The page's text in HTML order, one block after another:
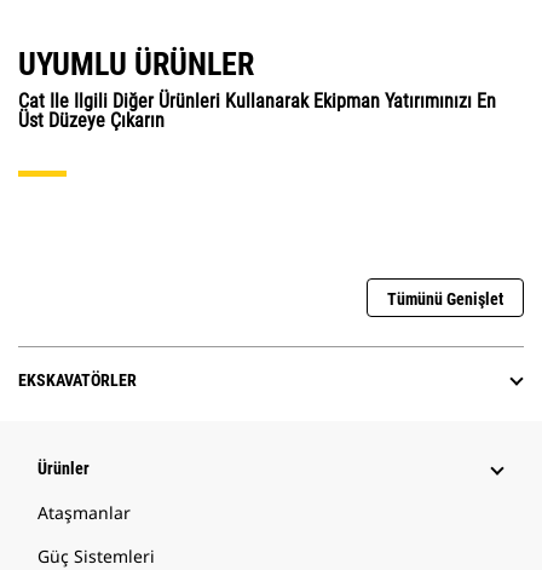
UYUMLU ÜRÜNLER
Cat Ile Ilgili Diğer Ürünleri Kullanarak Ekipman Yatırımınızı En
Üst Düzeye Çıkarın
Tümünü Genişlet
EKSKAVATÖRLER
Ürünler
Ataşmanlar
Güç Sistemleri